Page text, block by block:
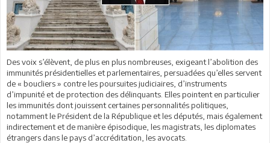
Des voix s’élèvent, de plus en plus nombreuses, exigeant l’abolition des
immunités présidentielles et parlementaires, persuadées qu’elles servent
de « boucliers » contre les poursuites judiciaires, d’instruments
d’impunité et de protection des délinquants. Elles pointent en particulier
les immunités dont jouissent certaines personnalités politiques,
notamment le Président de la République et les députés, mais également
indirectement et de manière épisodique, les magistrats, les diplomates
étrangers dans le pays d’accréditation, les avocats.